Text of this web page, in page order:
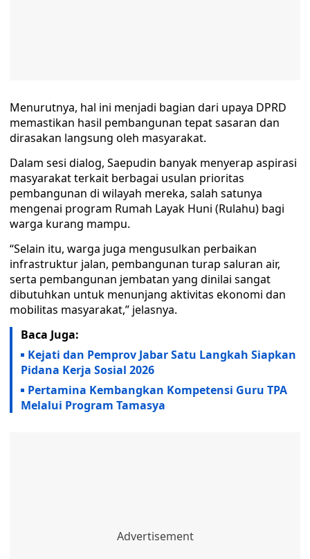
Menurutnya, hal ini menjadi bagian dari upaya DPRD
memastikan hasil pembangunan tepat sasaran dan
dirasakan langsung oleh masyarakat.
Dalam sesi dialog, Saepudin banyak menyerap aspirasi
masyarakat terkait berbagai usulan prioritas
pembangunan di wilayah mereka, salah satunya
mengenai program Rumah Layak Huni (Rulahu) bagi
warga kurang mampu.
“Selain itu, warga juga mengusulkan perbaikan
infrastruktur jalan, pembangunan turap saluran air,
serta pembangunan jembatan yang dinilai sangat
dibutuhkan untuk menunjang aktivitas ekonomi dan
mobilitas masyarakat,” jelasnya.
Baca Juga:
Kejati dan Pemprov Jabar Satu Langkah Siapkan
Pidana Kerja Sosial 2026
Pertamina Kembangkan Kompetensi Guru TPA
Melalui Program Tamasya